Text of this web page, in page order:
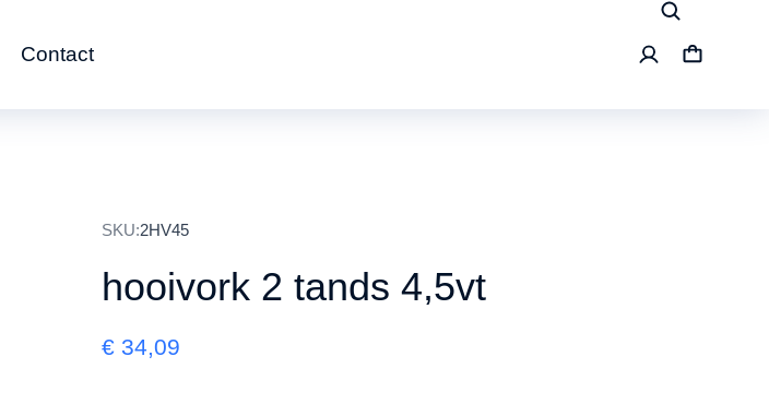
Contact
SKU:2HV45
hooivork 2 tands 4,5vt
€ 34,09